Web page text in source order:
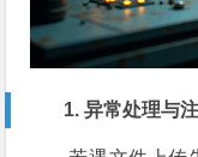
1. 异常处理与